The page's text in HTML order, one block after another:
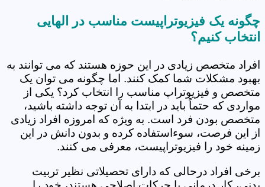
چگونه یک فیزیوتراپیست مناسب در الهایی
انتخاب کنیم؟
افراد متخصص زیادی در این حوزه هستند که می توانند به
بهبود مشکلات شما کمک کنند. اما چگونه می توان یک
متخصص و فیزیوتراپ مناسب را انتخاب کرد؟ یکی از
مواردی که حتماً باید در ابتدا به آن توجه داشته باشید،
متخصص بودن فرد است. به ویژه که امروزه افراد زیادی
از این فرصت، سوءاستفاده کرده و بدون دانش در این
زمینه خود را فیزیوتراپیست، معرفی می کنند.
برخی افراد درحالی که دارای تحصیلاتی نظیر تربیت